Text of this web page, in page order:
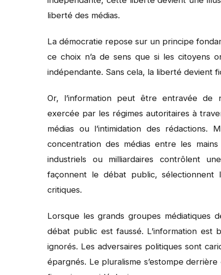
liberté des médias.
La démocratie repose sur un principe
ce choix n’a de sens que si les citoyens
indépendante. Sans cela, la liberté devient
Or, l’information peut être entravée de
exercée par les régimes autoritaires à
médias ou l’intimidation des rédactions.
concentration des médias entre les
industriels ou milliardaires contrôlent
façonnent le débat public,
critiques.
Lorsque les grands groupes médiatiques
débat public est faussé. L’information est
ignorés. Les adversaires politiques sont
épargnés. Le pluralisme s’estompe